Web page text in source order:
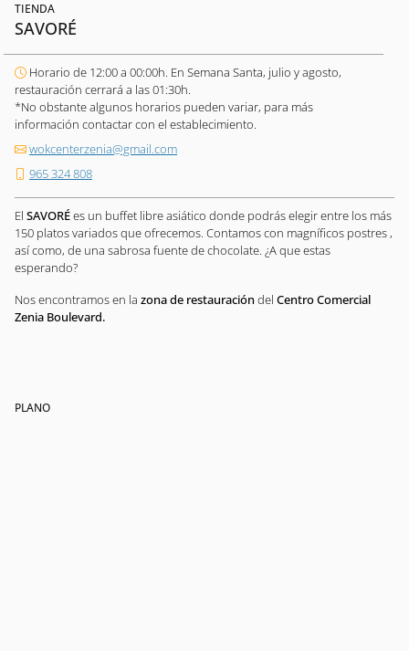
TIENDA
SAVORÉ
Horario de 12:00 a 00:00h. En Semana Santa, julio y agosto,
restauración cerrará a las 01:30h.
*No obstante algunos horarios pueden variar, para más
información contactar con el establecimiento.
wokcenterzenia@gmail.com
965 324 808
El SAVORÉes un buffet libre asiático donde podrás elegir entre los más
150 platos variados que ofrecemos. Contamos con magníficos postres ,
así como, de una sabrosa fuente de chocolate. ¿A que estas
esperando?
Nos encontramos en la zona de restauración del Centro Comercial
Zenia Boulevard.
PLANO